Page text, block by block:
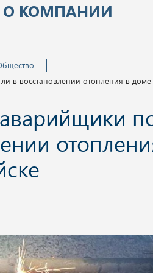
О КОМПАНИИ
в восстановлении отопления в